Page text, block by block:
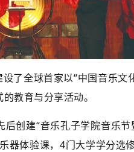
了全球首家以“中国音乐
教育与分享活动。
创建“音乐孔子学院音乐节
器体验课，4门大学学分